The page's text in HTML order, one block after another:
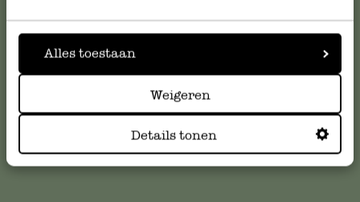
Alles toestaan
Weigeren
Details tonen
meestgestelde vragen
klantenservice@dille-kamille.com